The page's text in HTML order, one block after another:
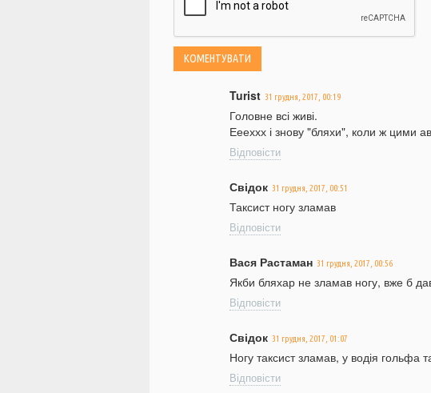
Turist 31 грудня, 2017, 00:19
Головне всі живі.
Еееххх і знову "бляхи", коли ж цими
Відповісти
Свідок 31 грудня, 2017, 00:51
Таксист ногу зламав
Відповісти
Вася Растаман 31 грудня, 2017, 00:56
Якби бляхар не зламав ногу, вже б
Відповісти
Свідок 31 грудня, 2017, 01:07
Ногу таксист зламав, у водія гольфа
Відповісти